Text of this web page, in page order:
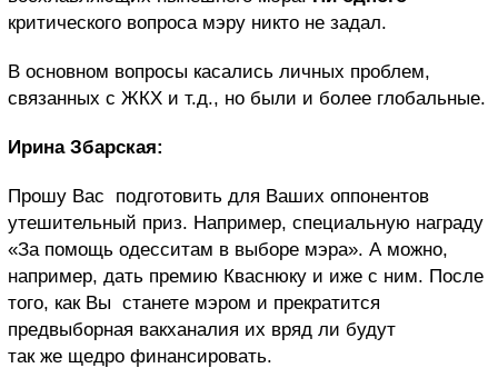
критического вопроса мэру никто не задал.
В основном вопросы касались личных проблем,
связанных с ЖКХ и т.д., но были и более глобальные.
Ирина Збарская:
Прошу Вас подготовить для Ваших оппонентов
утешительный приз. Например, специальную награду
«За помощь одесситам в выборе мэра». А можно,
например, дать премию Кваснюку и иже с ним. После
того, как Вы станете мэром и прекратится
предвыборная вакханалия их вряд ли будут
так же щедро финансировать.